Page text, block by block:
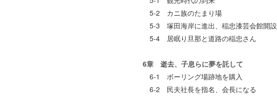
5-2 カニ族のたまり場
5-3 塚田海岸に進出、稲忠漆芸会館開設
5-4 居眠り旦那と道路の稲忠さん
6章 逝去、子息らに夢を託して
6-1 ボーリング場跡地を購入
6-2 民夫社長を指名、会長になる